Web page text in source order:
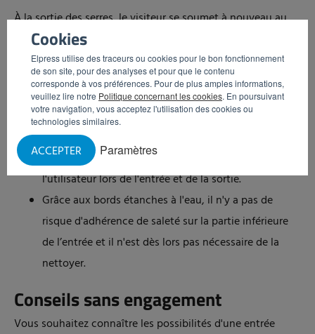
Cookies
Elpress utilise des traceurs ou cookies pour le bon fonctionnement
de son site, pour des analyses et pour que le contenu
corresponde à vos préférences. Pour de plus amples informations,
veuillez lire notre Politique concernant les cookies. En poursuivant
votre navigation, vous acceptez l'utilisation des cookies ou
technologies similaires.
Paramètres
ACCEPTER
À la sortie des serres, le visiteur se soumet à nouveau au
même protocole d'hygiène.
Entrée hygiénique intégrée
L’entrée hygiénique de WUR est encastrée dans le sol. Cela
présente deux avantages importants :
Il n'y a aucun danger de trébuchement pour
l'utilisateur lors de l'entrée et de la sortie.
Grâce aux bords étanches à l'eau, il n'y a pas de
risque d'adhérence de saleté sur la partie inférieure
de l’entrée et il n'est dès lors pas nécessaire de la
nettoyer.
Conseils sans engagement
Vous souhaitez connaître les possibilités d'une entrée